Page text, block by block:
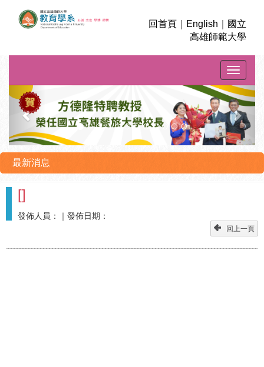
回首頁 English
國立
高雄師範大學
Toggle
上
一
則
下
一
則
最新消息
[]
發佈人員： ｜發佈日期：
回上一頁